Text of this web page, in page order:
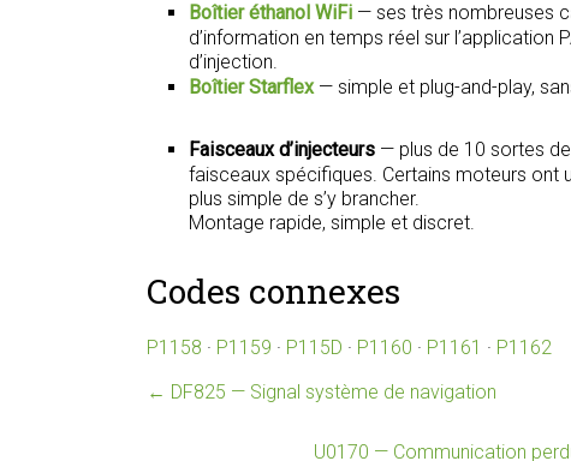
Boîtier éthanol WiFi — ses très nombreuses
d’information en temps réel sur l’application
d’injection.
Boîtier Starflex— simple et plug-and-play,
Faisceaux d’injecteurs — plus de 10 sortes
faisceaux spécifiques. Certains moteurs ont
plus simple de s’y brancher.
Montage rapide, simple et discret.
Codes connexes
P1158 · P1159 · P115D · P1160 · P1161 · P1162
← DF825 — Signal système de navigation
U0170 — Communication